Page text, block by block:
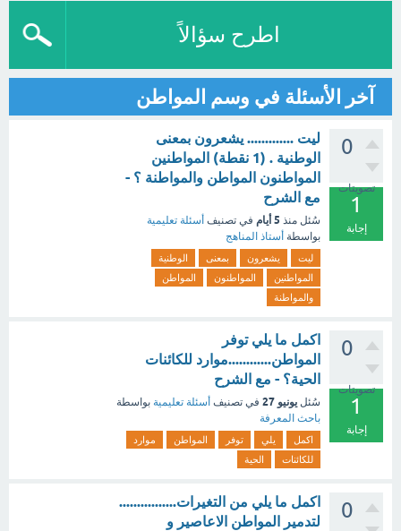
اطرح سؤالاً
آخر الأسئلة في وسم المواطن
0
تصويتات
1
إجابة
ليت ............. يشعرون بمعنى
الوطنية . (1 نقطة) المواطنين
المواطنون المواطن والمواطنة ؟ -
مع الشرح
سُئل منذ 5 أيام في تصنيف أسئلة تعليمية
بواسطة أستاذ المناهج
ليت يشعرون بمعنى
الوطنية
المواطنين
المواطنون
المواطن
والمواطنة
0
تصويتات
1
إجابة
اكمل ما يلي توفر
المواطن............موارد للكائنات
الحية؟ - مع الشرح
سُئل يونيو 27 في تصنيف أسئلة تعليمية بواسطة
باحث المعرفة
اكمل يلي توفر المواطن
موارد
للكائنات
الحية
0
اكمل ما يلي من التغيرات................
لتدمير المواطن الاعاصير و